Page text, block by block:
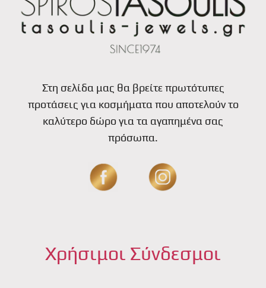
Στη σελίδα μας θα βρείτε πρωτότυπες
προτάσεις για κοσμήματα που αποτελούν το
καλύτερο δώρο για τα αγαπημένα σας
πρόσωπα.
Χρήσιμοι Σύνδεσμοι